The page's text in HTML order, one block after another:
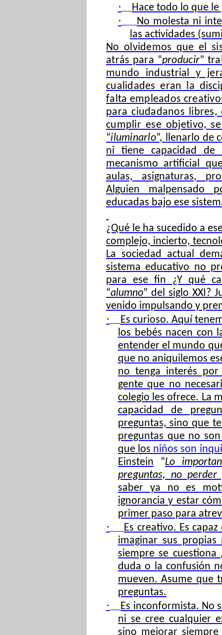
· Hace todo lo que
·
No molesta ni
las actividades
No olvidemos que el
atrás para “producir”
mundo industrial y
cualidades eran la
falta empleados
para ciudadanos
cumplir ese objetivo,
“iluminarlo”,
llenarlo de
ni tiene capacidad
mecanismo artificial
aulas, asignaturas,
Alguien malpensado
educadas bajo ese
¿Qué le ha sucedido a
complejo, incierto,
La sociedad actual
sistema educativo no
para ese fin ¿Y qué
“alumno” del siglo XXI?
venido impulsando y
· Es curioso. Aquí
los bebés nacen con
entender el mundo
que no aniquilemos
no tenga interés
gente que no
colegio les ofrece. La
capacidad de
preguntas, sino que
preguntas que no
que los niños son
Einstein “Lo
preguntas, no
saber ya no es
ignorancia y estar
primer paso para
· Es creativo. Es
imaginar sus
siempre se
duda o la confusión
mueven. Asume que
preguntas.
· Es inconformista. No
ni se cree cualquier
sino mejorar